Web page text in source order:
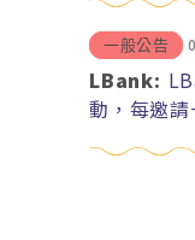
一般公告
LBank:
動，每邀